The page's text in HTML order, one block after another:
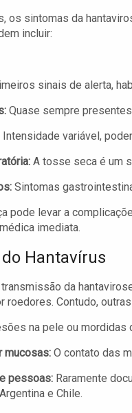
os sintomas da
incluir:
sinais de alerta,
Quase sempre
Intensidade variável,
A tosse seca é um
Sintomas
pode levar a
imediata.
Hantavírus
da
roedores. Contudo,
na pele ou mordidas
mucosas: O contato das
pessoas: Raramente
e Chile.